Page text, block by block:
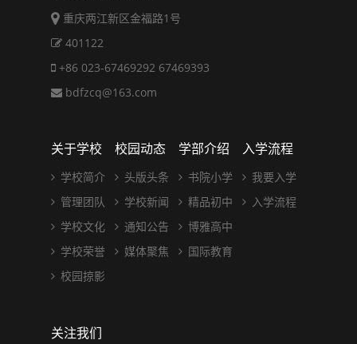
重庆两江新区金福路1号
401122
+86 023-67469292 67469393
bdfzcq@163.com
关于学校
学校简介
管理团队
学校文化
学校荣誉
校园掠影
校园动态
头版头条
学校新闻
通知公告
媒体聚焦
学部介绍
书院小学
精品初中
博雅高中
国际教育
入学流程
我要入学
入学流程
关注我们